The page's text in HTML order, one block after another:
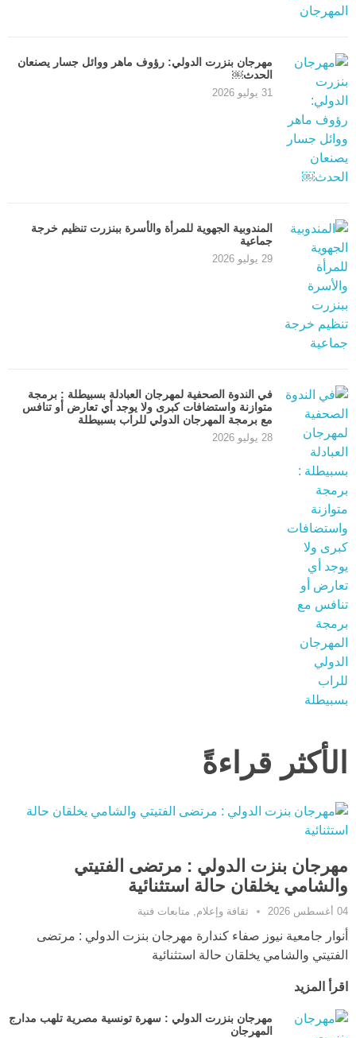
مهرجان بنزرت الدولي: رؤوف ماهر ووائل جسار يصنعان
الحدث￼
31 يوليو 2026
المندوبية الجهوية للمرأة والأسرة ببنزرت تنظيم خرجة
جماعية
29 يوليو 2026
في الندوة الصحفية لمهرجان العبادلة بسبيطلة : برمجة
متوازنة واستضافات كبرى ولا يوجد أي تعارض أو تنافس
مع برمجة المهرجان الدولي للراب بسبيطلة
28 يوليو 2026
الأكثر قراءةً
مهرجان بنزت الدولي : مرتضى الفتيتي
والشامي يخلقان حالة استثنائية
04 أغسطس 2026 ثقافة وإعلام متابعات فنية
أنوار جامعية نيوز صفاء كندارة مهرجان بنزت الدولي : مرتضى
الفتيتي والشامي يخلقان حالة استثنائية
اقرأ المزيد
مهرجان بنزرت الدولي : سهرة تونسية مصرية تلهب مدارج
المهرجان